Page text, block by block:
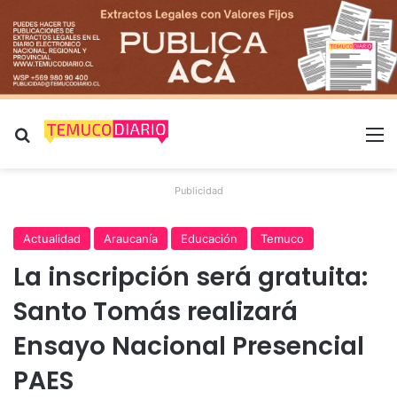
Buscar por
Publicidad
Actualidad Araucanía Educación Temuco
La inscripción será gratuita:
Santo Tomás realizará
Ensayo Nacional Presencial
PAES